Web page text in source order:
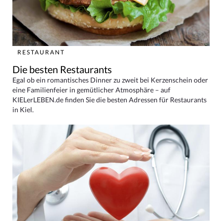
RESTAURANT
Die besten Restaurants
Egal ob ein romantisches Dinner zu zweit bei Kerzenschein oder
eine Familienfeier in gemütlicher Atmosphäre – auf
KIELerLEBEN.de finden Sie die besten Adressen für Restaurants
in Kiel.